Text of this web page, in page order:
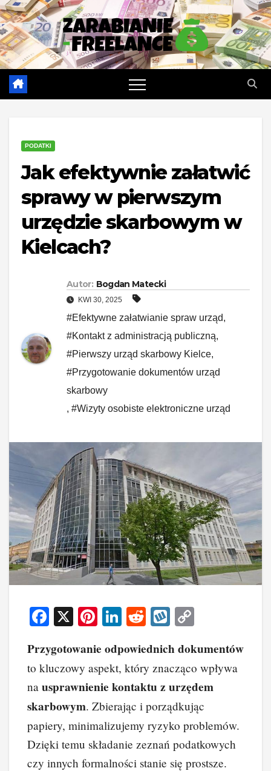
Skip
to
content
PODATKI
Jak efektywnie załatwić
sprawy w pierwszym
urzędzie skarbowym w
Kielcach?
Autor: Bogdan Matecki
KWI 30, 2025
#Efektywne załatwianie spraw urząd,
#Kontakt z administracją publiczną,
#Pierwszy urząd skarbowy Kielce,
#Przygotowanie dokumentów urząd
skarbowy
, #Wizyty osobiste elektroniczne urząd
F
c
e
b
o
o
k
X
Pi
er
e
st
Li
k
e
dI
n
R
d
di
t
W
o
p
p
y
Li
n
k
Przygotowanie odpowiednich dokumentów
to kluczowy aspekt, który znacząco wpływa
na usprawnienie kontaktu z urzędem
skarbowym. Zbierając i porządkując
papiery, minimalizujemy ryzyko problemów.
Dzięki temu składanie zeznań podatkowych
czy innych formalności stanie się prostsze.